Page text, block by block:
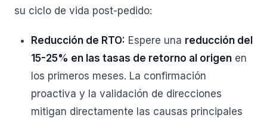
su ciclo de vida post-pedido:
Reducción de RTO: Espere una reducción del
15-25% en las tasas de retorno al origen en
los primeros meses. La confirmación
proactiva y la validación de direcciones
mitigan directamente las causas principales